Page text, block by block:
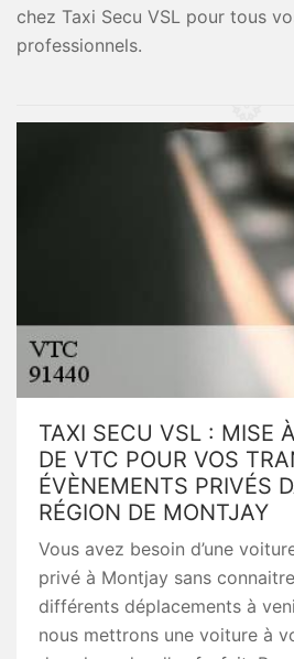
chez Taxi Secu VSL pour tous
professionnels.
TAXI SECU VSL : MISE
DE VTC POUR VOS
ÉVÈNEMENTS PRIVÉS
RÉGION DE MONTJAY
Vous avez besoin d’une
privé à Montjay sans
différents déplacements à
nous mettrons une voiture à